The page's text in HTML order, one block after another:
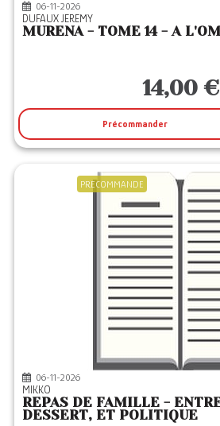
06-11-2026
DUFAUX JEREMY
MURENA - TOME 14 - A
14,00 €
Précommander
PRECOMMANDE
06-11-2026
MIKKO
REPAS DE FAMILLE -
DESSERT, ET POLITIQUE